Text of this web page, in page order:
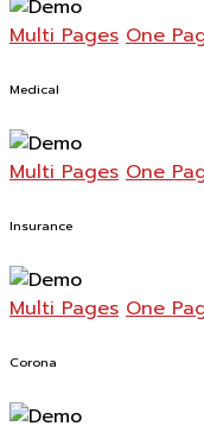
Multi Pages One
Medical
Multi Pages One
Insurance
Multi Pages One
Corona